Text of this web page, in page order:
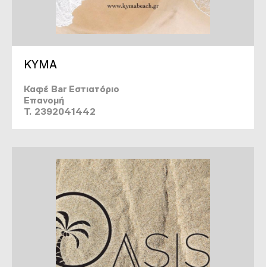
KYMA
Καφέ Bar Εστιατόριο
Επανομή
T. 2392041442